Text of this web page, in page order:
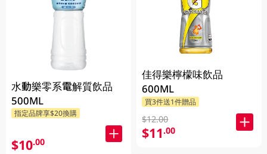
水動樂零系電解質飲品
500ML
指定品牌享$20換購
$10.00
佳得樂檸檬味飲品
600ML
買3件送1件贈品
$12.00
$11.00